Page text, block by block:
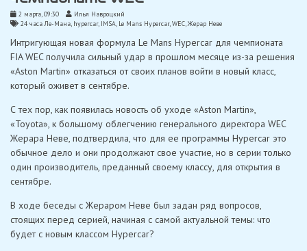
2 марта, 09:30
Илья Навроцкий
24 часа Ле-Мана, hypercar, IMSA, Le Mans Hypercar,WEC,Жерар Неве
Интригующая новая формула Le Mans Hypercar для чемпионата
FIA WEC получила сильный удар в прошлом месяце из-за решения
«Aston Martin» отказаться от своих планов войти в новый класс,
который оживет в сентябре.
С тех пор, как появилась новость об уходе «Aston Martin»,
«Toyota», к большому облегчению генерального директора WEC
Жерара Неве, подтвердила, что для ее программы Hypercar это
обычное дело и они продолжают свое участие, но в серии только
один производитель, преданный своему классу, для открытия в
сентябре.
В ходе беседы с Жераром Неве был задан ряд вопросов,
стоящих перед серией, начиная с самой актуальной темы: что
будет с новым классом Hypercar?